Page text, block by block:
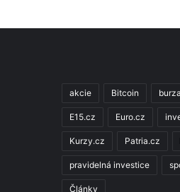
akcie Bitcoin burza
E15.cz Euro.cz
Kurzy.cz Patria.cz
pravidelná investice
Články